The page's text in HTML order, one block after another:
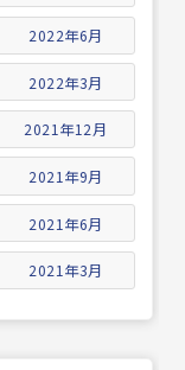
2022年6月
2022年3月
2021年12月
2021年9月
2021年6月
2021年3月